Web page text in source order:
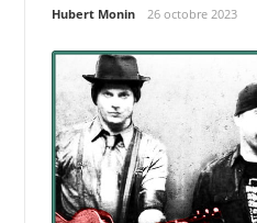
Hubert Monin 26 octobre 2023